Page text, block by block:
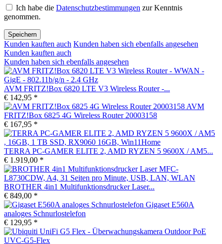
Ich habe die Datenschutzbestimmungen zur Kenntnis
genommen.
Speichern
Kunden kauften auch Kunden haben sich ebenfalls angesehen
Kunden kauften auch
Kunden haben sich ebenfalls angesehen
AVM FRITZ!Box 6820 LTE V3 Wireless Router -...
€ 142,95 *
AVM
FRITZ!Box 6825 4G Wireless Router 20003158
€ 167,95 *
TERRA PC-GAMER ELITE 2, AMD RYZEN 5 9600X / AM5...
€ 1.919,00 *
BROTHER 4in1 Multifunktionsdrucker Laser...
€ 849,00 *
Gigaset E560A
analoges Schnurlostelefon
€ 129,95 *